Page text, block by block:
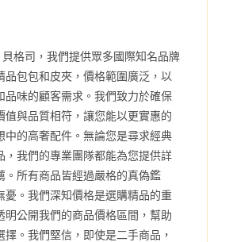
格司，我們提供眾多國際知名品牌
品包包和皮夾，價格範圍廣泛，以
品味的顧客需求。我們致力於確保
值與品質相符，讓您能以更實惠的
中的高奢配件。無論您是尋求經典
，我們的專業團隊都能為您提供詳
。所有商品皆經過嚴格的真偽鑑
憂。我們深知價格是選購精品的重
明公開我們的商品價格區間，幫助
擇。我們堅信，即使是二手商品，